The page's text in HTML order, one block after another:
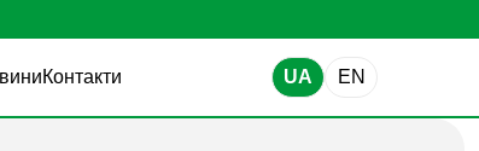
Контакти UA EN